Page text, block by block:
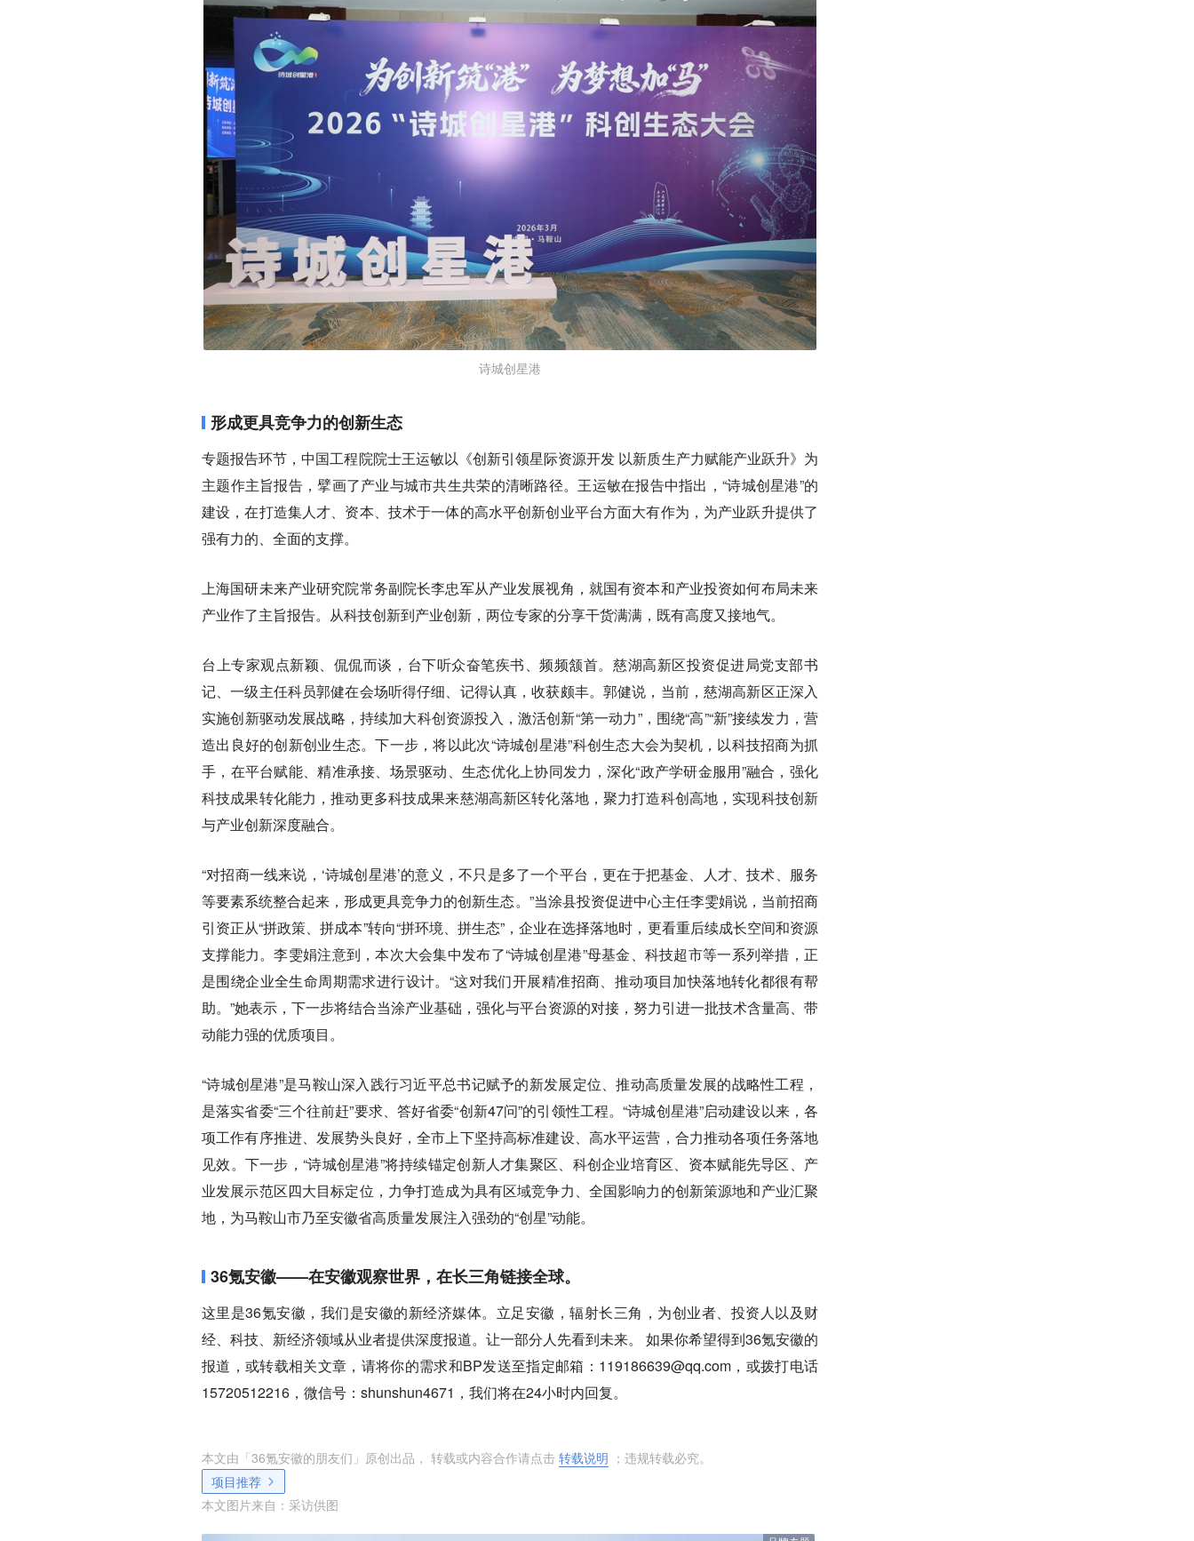
诗城创星港
形成更具竞争力的创新生态
专题报告环节，中国工程院院士王运敏以《创新引领星际资源开发 以新质生产力赋能产业跃升》为
主题作主旨报告，擘画了产业与城市共生共荣的清晰路径。王运敏在报告中指出，“诗城创星港”的
建设，在打造集人才、资本、技术于一体的高水平创新创业平台方面大有作为，为产业跃升提供了
强有力的、全面的支撑。
上海国研未来产业研究院常务副院长李忠军从产业发展视角，就国有资本和产业投资如何布局未来
产业作了主旨报告。从科技创新到产业创新，两位专家的分享干货满满，既有高度又接地气。
台上专家观点新颖、侃侃而谈，台下听众奋笔疾书、频频颔首。慈湖高新区投资促进局党支部书
记、一级主任科员郭健在会场听得仔细、记得认真，收获颇丰。郭健说，当前，慈湖高新区正深入
实施创新驱动发展战略，持续加大科创资源投入，激活创新“第一动力”，围绕“高”“新”接续发力，营
造出良好的创新创业生态。下一步，将以此次“诗城创星港”科创生态大会为契机，以科技招商为抓
手，在平台赋能、精准承接、场景驱动、生态优化上协同发力，深化“政产学研金服用”融合，强化
科技成果转化能力，推动更多科技成果来慈湖高新区转化落地，聚力打造科创高地，实现科技创新
与产业创新深度融合。
“对招商一线来说，‘诗城创星港’的意义，不只是多了一个平台，更在于把基金、人才、技术、服务
等要素系统整合起来，形成更具竞争力的创新生态。”当涂县投资促进中心主任李雯娟说，当前招商
引资正从“拼政策、拼成本”转向“拼环境、拼生态”，企业在选择落地时，更看重后续成长空间和资源
支撑能力。李雯娟注意到，本次大会集中发布了“诗城创星港”母基金、科技超市等一系列举措，正
是围绕企业全生命周期需求进行设计。“这对我们开展精准招商、推动项目加快落地转化都很有帮
助。”她表示，下一步将结合当涂产业基础，强化与平台资源的对接，努力引进一批技术含量高、带
动能力强的优质项目。
“诗城创星港”是马鞍山深入践行习近平总书记赋予的新发展定位、推动高质量发展的战略性工程，
是落实省委“三个往前赶”要求、答好省委“创新47问”的引领性工程。“诗城创星港”启动建设以来，各
项工作有序推进、发展势头良好，全市上下坚持高标准建设、高水平运营，合力推动各项任务落地
见效。下一步，“诗城创星港”将持续锚定创新人才集聚区、科创企业培育区、资本赋能先导区、产
业发展示范区四大目标定位，力争打造成为具有区域竞争力、全国影响力的创新策源地和产业汇聚
地，为马鞍山市乃至安徽省高质量发展注入强劲的“创星”动能。
36氪安徽——在安徽观察世界，在长三角链接全球。
这里是36氪安徽，我们是安徽的新经济媒体。立足安徽，辐射长三角，为创业者、投资人以及财
经、科技、新经济领域从业者提供深度报道。让一部分人先看到未来。 如果你希望得到36氪安徽的
报道，或转载相关文章，请将你的需求和BP发送至指定邮箱：119186639@qq.com，或拨打电话
15720512216，微信号：shunshun4671，我们将在24小时内回复。
本文由「36氪安徽的朋友们 」原创出品， 转载或内容合作请点击 转载说明 ；违规转载必究。
项目推荐
本文图片来自： 采访供图